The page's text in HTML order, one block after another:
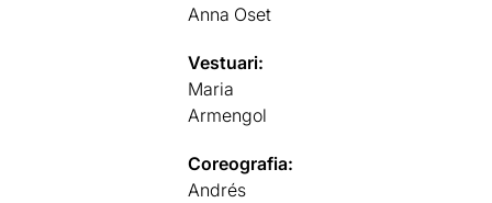
Anna Oset
Vestuari:
Maria
Armengol
Coreografia:
Andrés